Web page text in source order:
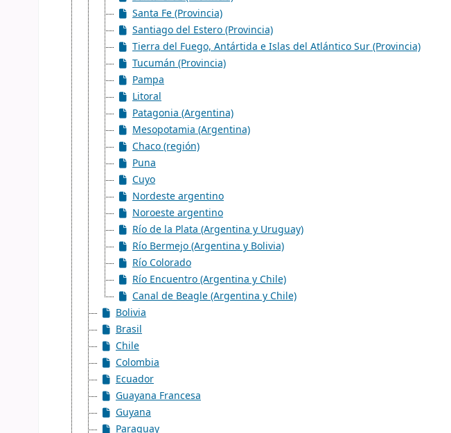
Santa Fe (Provincia)
Santiago del Estero (Provincia)
Tierra del Fuego, Antártida e Islas del Atlántico Sur (Provincia)
Tucumán (Provincia)
Pampa
Litoral
Patagonia (Argentina)
Mesopotamia (Argentina)
Chaco (región)
Puna
Cuyo
Nordeste argentino
Noroeste argentino
Río de la Plata (Argentina y Uruguay)
Río Bermejo (Argentina y Bolivia)
Río Colorado
Río Encuentro (Argentina y Chile)
Canal de Beagle (Argentina y Chile)
Bolivia
Brasil
Chile
Colombia
Ecuador
Guayana Francesa
Guyana
Paraguay